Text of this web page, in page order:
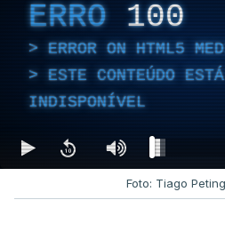
ERRO 100
ERROR ON HTML5
ESTE CONTEÚDO
INDISPONÍVEL
Foto: Tiago